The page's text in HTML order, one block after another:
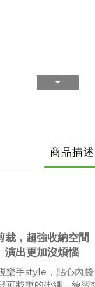
商品描述
裁，超強收納空間
演出更加沒煩惱
樂手style，貼心內